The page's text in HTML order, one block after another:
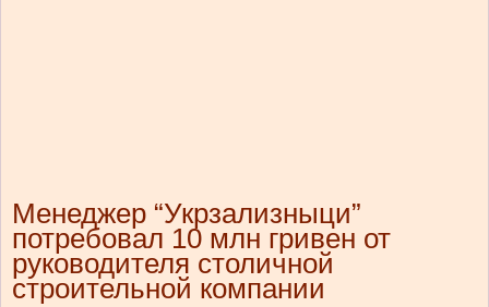
Менеджер “Укрзализныци”
потребовал 10 млн гривен от
руководителя столичной
строительной компании